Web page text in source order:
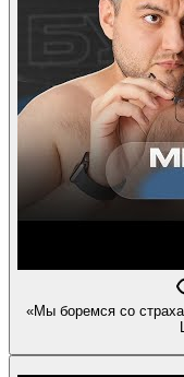
«Мы боремся со